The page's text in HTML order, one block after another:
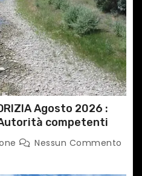
Agosto 2026 :
competenti
Nessun Commento